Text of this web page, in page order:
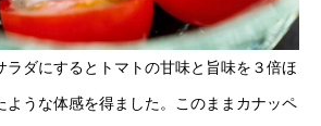
ラダにするとトマトの甘味と旨味を３倍ほ
ような体感を得ました。このままカナッペ